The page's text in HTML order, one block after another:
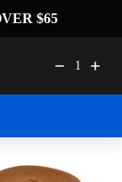
$65
1
$38,00